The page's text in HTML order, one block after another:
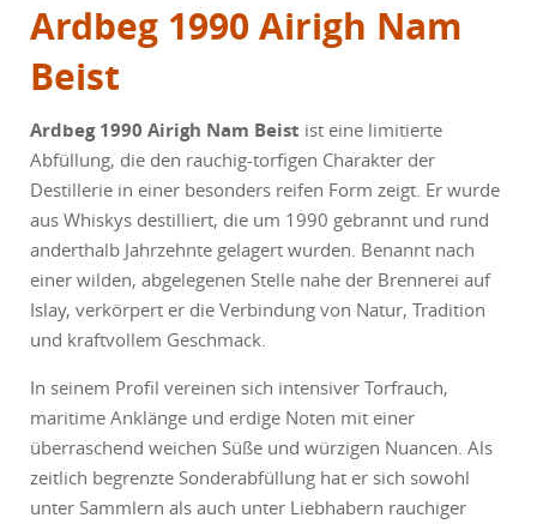
Ardbeg 1990 Airigh Nam
Beist
Ardbeg 1990 Airigh Nam Beist ist eine limitierte
Abfüllung, die den rauchig-torfigen Charakter der
Destillerie in einer besonders reifen Form zeigt. Er wurde
aus Whiskys destilliert, die um 1990 gebrannt und rund
anderthalb Jahrzehnte gelagert wurden. Benannt nach
einer wilden, abgelegenen Stelle nahe der Brennerei auf
Islay, verkörpert er die Verbindung von Natur, Tradition
und kraftvollem Geschmack.
In seinem Profil vereinen sich intensiver Torfrauch,
maritime Anklänge und erdige Noten mit einer
überraschend weichen Süße und würzigen Nuancen. Als
zeitlich begrenzte Sonderabfüllung hat er sich sowohl
unter Sammlern als auch unter Liebhabern rauchiger